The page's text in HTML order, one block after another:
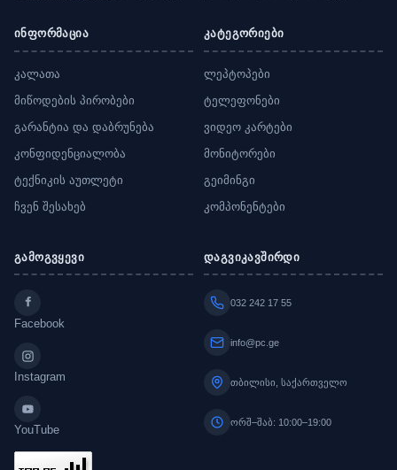
ინფორმაცია
კალათა
მიწოდების პირობები
გარანტია და დაბრუნება
კონფიდენციალობა
ტექნიკის აუთლეტი
ჩვენ შესახებ
კატეგორიები
ლეპტოპები
ტელეფონები
ვიდეო კარტები
მონიტორები
გეიმინგი
კომპონენტები
გამოგვყევი
Facebook
Instagram
YouTube
დაგვიკავშირდი
032 242 17 55
info@pc.ge
თბილისი, საქართველო
ორშ–შაბ: 10:00–19:00